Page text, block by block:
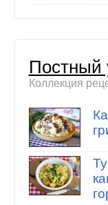
Постный
Коллекция